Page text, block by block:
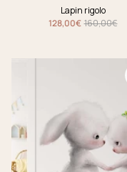
Lapin rigolo
128,00€ 160,00€